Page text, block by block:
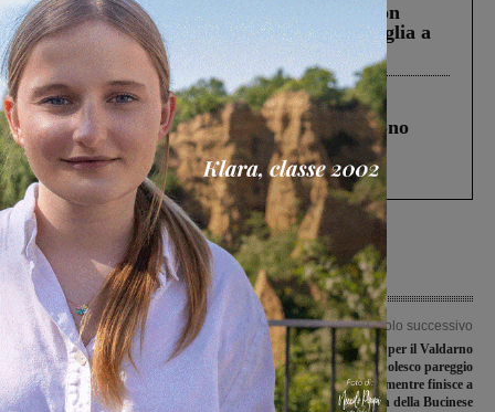
Scomparso da una struttura di Castiglion
Fiorentino l’uomo che aveva ucciso la figlia a
Levane nel 2020
Cronaca 4 Agosto 2026
Un anno fa la strage in A1 in cui morirono
Gianni, Giulia e Franco. Lo schianto, il
processo, lo stop ai sorpassi fra tir....
Articolo precedente
Piazza Garibaldi e museo del Cassero:
due le mozioni presentate dalle
opposizioni per il prossimo consiglio
Articolo successivo
Successo prezioso per il Valdarno
Football Club, rocambolesco pareggio
per il Montevarchi mentre finisce a
reti inviolate il match della Bucinese